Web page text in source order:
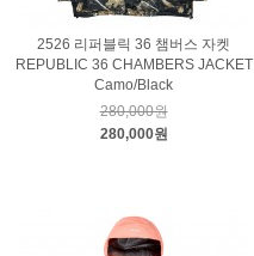
2526 리퍼블릭 36 챔버스 자켓
REPUBLIC 36 CHAMBERS JACKET
Camo/Black
280,000원
280,000원